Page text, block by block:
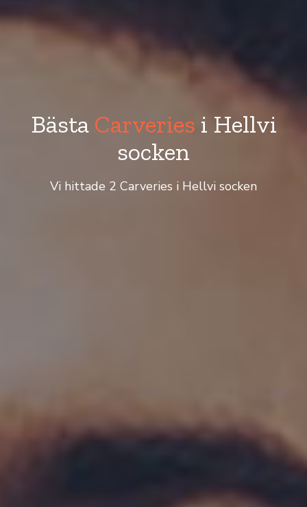
Bästa Carveries i Hellvi
socken
Vi hittade 2 Carveries i Hellvi socken